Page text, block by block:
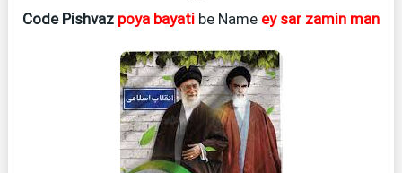
Code Pishvaz poya bayati be Name ey sar zamin man